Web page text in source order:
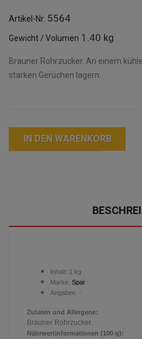
Artikel-Nr. 5564
Gewicht / Volumen 1.40 kg
Brauner Rohrzucker. An einem
starken Gerüchen lagern.
IN DEN WARENKORB
Inhalt: 1 kg
Marke: Spar
Angaben: -
Zutaten und Allergene:
Brauner Rohrzucker.
Nährwertinformationen (100 g):